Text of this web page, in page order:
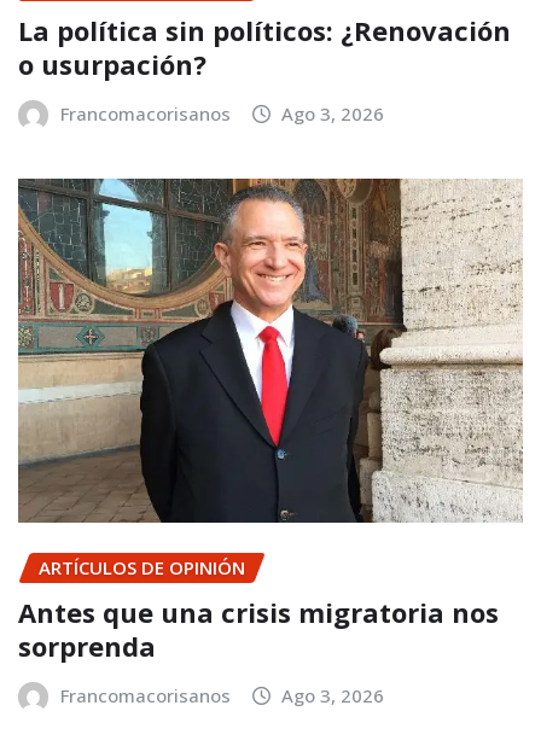
La política sin políticos: ¿Renovación
o usurpación?
Francomacorisanos Ago 3, 2026
ARTÍCULOS DE OPINIÓN
Antes que una crisis migratoria nos
sorprenda
Francomacorisanos Ago 3, 2026